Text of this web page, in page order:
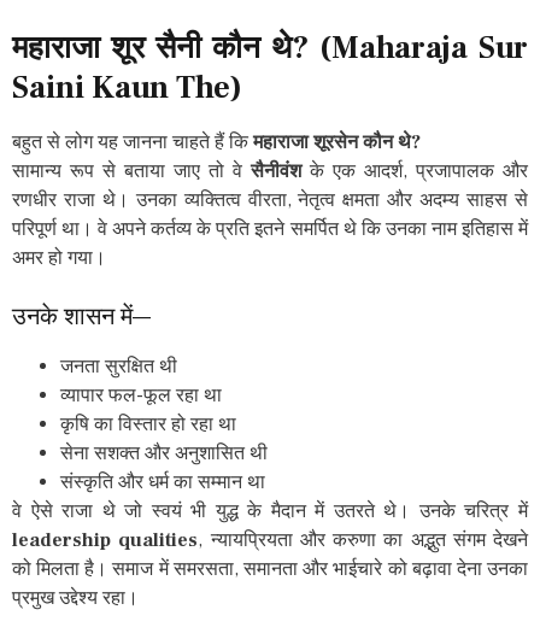
महाराजा शूर सैनी कौन थे? (Maharaja Sur
Saini Kaun The)
बहुत से लोग यह जानना चाहते हैं किमहाराजा शूरसेन कौन थे?
सामान्य रूप से बताया जाए तो वेसैनीवंशके एक आदर्श, प्रजापालक और
रणधीर राजा थे। उनका व्यक्तित्व वीरता, नेतृत्व क्षमता और अदम्य साहस से
परिपूर्ण था। वे अपने कर्तव्य के प्रति इतने समर्पित थे कि उनका नाम इतिहास में
अमर हो गया।
उनके शासन में—
जनता सुरक्षित थी
व्यापार फल-फूल रहा था
कृषि का विस्तार हो रहा था
सेना सशक्त और अनुशासित थी
संस्कृति और धर्म का सम्मान था
वे ऐसे राजा थे जो स्वयं भी युद्ध के मैदान में उतरते थे। उनके चरित्र में
leadership qualities, न्यायप्रियता और करुणा का अद्भुत संगम देखने
को मिलता है। समाज में समरसता, समानता और भाईचारे को बढ़ावा देना उनका
प्रमुख उद्देश्य रहा।